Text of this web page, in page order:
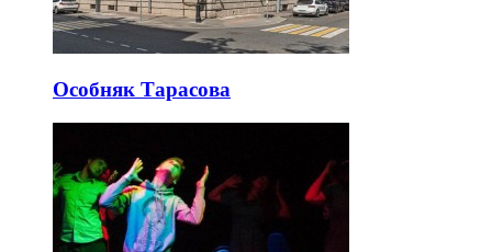
Особняк Тарасова